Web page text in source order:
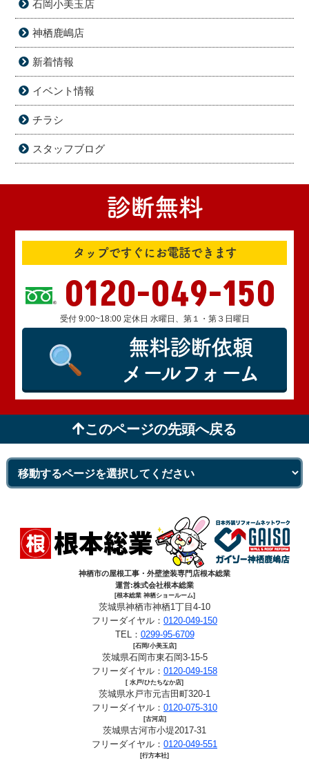
石岡小美玉店
神栖鹿嶋店
新着情報
イベント情報
チラシ
スタッフブログ
診断無料
タップですぐにお電話できます
0120-049-150
受付 9:00~18:00 定休日 水曜日、第１・第３日曜日
無料診断依頼
メールフォーム
このページの先頭へ戻る
神栖市の屋根工事・外壁塗装専門店根本総業
運営:株式会社根本総業
[根本総業 神栖ショールーム]
茨城県神栖市神栖1丁目4-10
フリーダイヤル： 0120-049-150
TEL： 0299-95-6709
[石岡/小美玉店]
茨城県石岡市東石岡3-15-5
フリーダイヤル： 0120-049-158
[ 水戸/ひたちなか店]
茨城県水戸市元吉田町320-1
フリーダイヤル： 0120-075-310
[古河店]
茨城県古河市小堤2017-31
フリーダイヤル： 0120-049-551
[行方本社]